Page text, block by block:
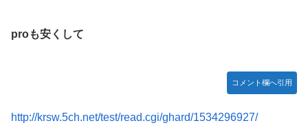
替え玉に！奇行にはちゃんと意味があった！
【ウマ娘】セイちゃんの攻撃力を見よ！！！
【画像】島田フミカネ先生、ひたすらエッチな絵を上
げ続ける存在になってしまう
抱負を語る
proも安くして
コメント欄へ引用
http://krsw.5ch.net/test/read.cgi/ghard/1534296927/